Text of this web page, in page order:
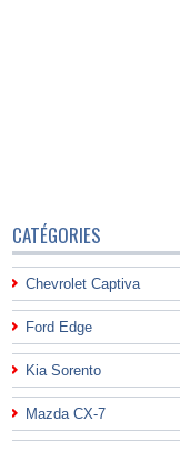
CATÉGORIES
Chevrolet Captiva
Ford Edge
Kia Sorento
Mazda CX-7